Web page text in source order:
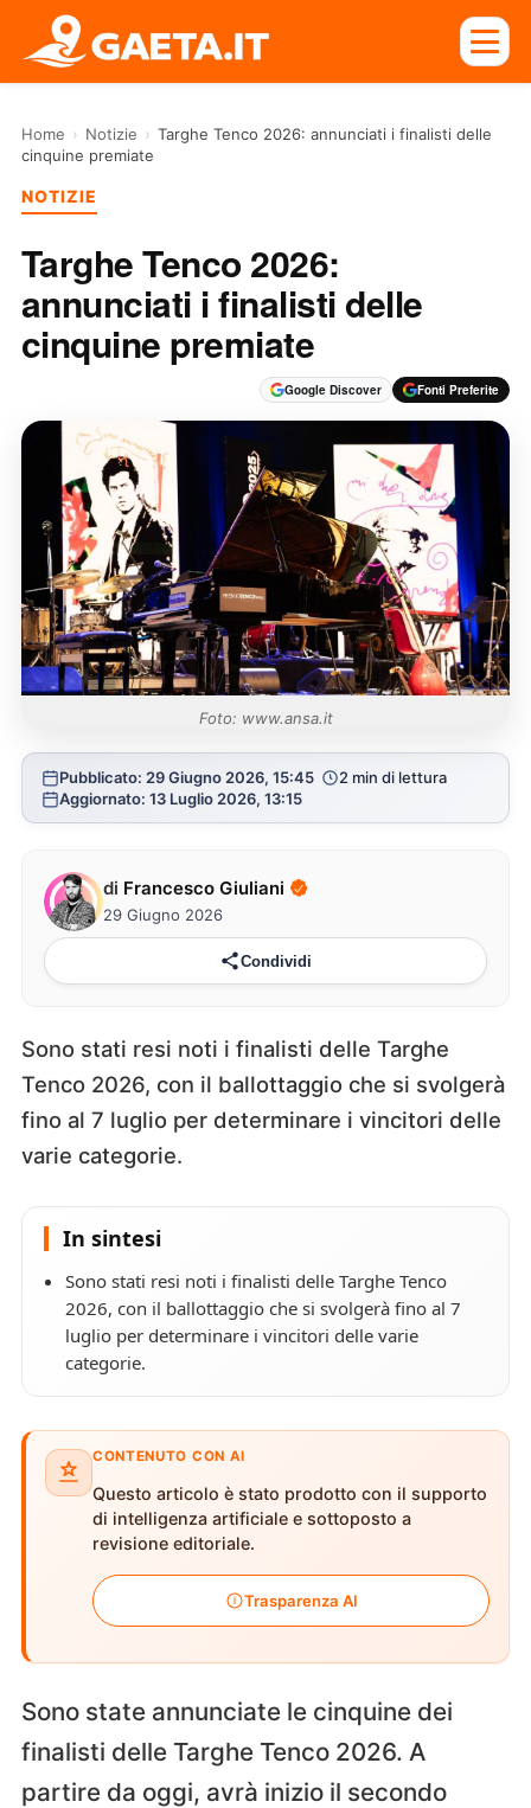
Home › Notizie › Targhe Tenco 2026: annunciati i finalisti delle
cinquine premiate
NOTIZIE
Targhe Tenco 2026:
annunciati i finalisti delle
cinquine premiate
Google Discover Fonti Preferite
Foto: www.ansa.it
Pubblicato: 29 Giugno 2026, 15:45
2 min di lettura
Aggiornato: 13 Luglio 2026, 13:15
di Francesco Giuliani
29 Giugno 2026
Condividi
Sono stati resi noti i finalisti delle Targhe
Tenco 2026, con il ballottaggio che si svolgerà
fino al 7 luglio per determinare i vincitori delle
varie categorie.
In sintesi
Sono stati resi noti i finalisti delle Targhe Tenco
2026, con il ballottaggio che si svolgerà fino al 7
luglio per determinare i vincitori delle varie
categorie.
CONTENUTO CON AI
Questo articolo è stato prodotto con il supporto
di intelligenza artificiale e sottoposto a
revisione editoriale.
Trasparenza AI
Sono state annunciate le cinquine dei
finalisti delle Targhe Tenco 2026. A
partire da oggi, avrà inizio il secondo